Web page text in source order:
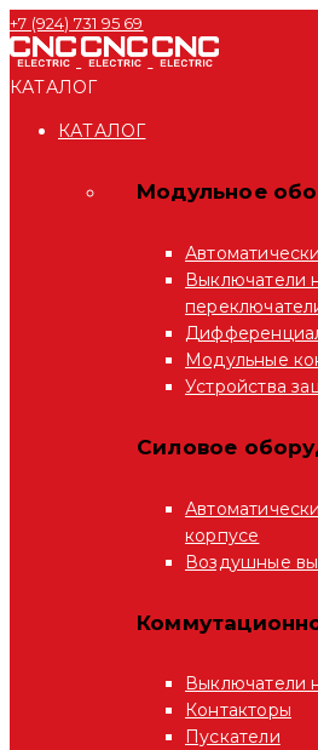
+7 (924) 731 95 69
КАТАЛОГ
КАТАЛОГ
Модульное
Выключатели
Модульные
Устройства
Силовое
корпусе
Воздушные
Выключатели
Контакторы
Пускатели